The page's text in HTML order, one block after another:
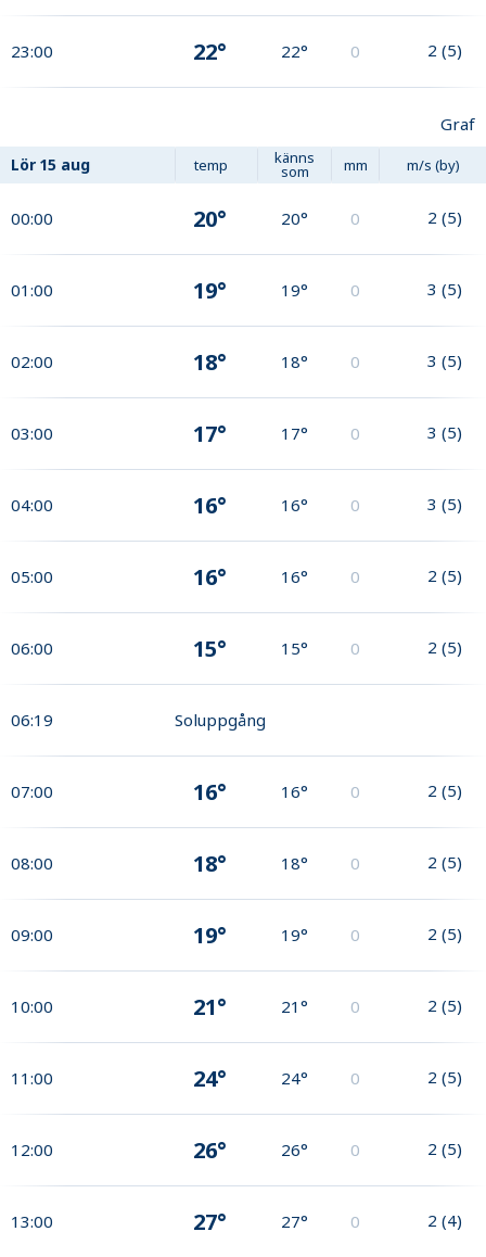
23:00 22° 22° 0 2 (5)
Graf
Lör 15 aug temp känns
som mm m/s (by)
00:00 20° 20° 0 2 (5)
01:00 19° 19° 0 3 (5)
02:00 18° 18° 0 3 (5)
03:00 17° 17° 0 3 (5)
04:00 16° 16° 0 3 (5)
05:00 16° 16° 0 2 (5)
06:00 15° 15° 0 2 (5)
06:19 Soluppgång
07:00 16° 16° 0 2 (5)
08:00 18° 18° 0 2 (5)
09:00 19° 19° 0 2 (5)
10:00 21° 21° 0 2 (5)
11:00 24° 24° 0 2 (5)
12:00 26° 26° 0 2 (5)
13:00 27° 27° 0 2 (4)